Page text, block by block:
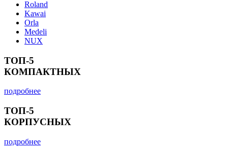
Roland
Kawai
Orla
Medeli
NUX
ТОП-5
КОМПАКТНЫХ
подробнее
ТОП-5
КОРПУСНЫХ
подробнее